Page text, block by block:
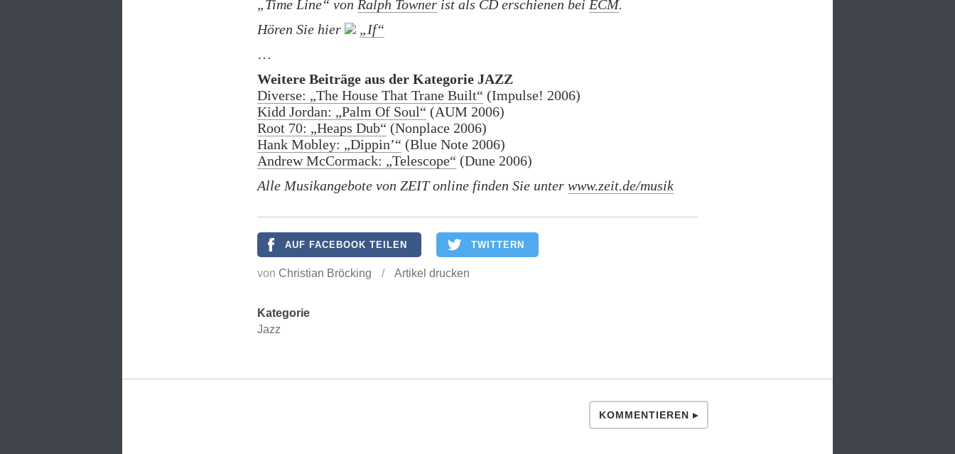
„Time Line“ von Ralph Towner ist als CD erschienen bei ECM.
Hören Sie hier
„If“
…
Weitere Beiträge aus der Kategorie JAZZ
Diverse: „The House That Trane Built“ (Impulse! 2006)
Kidd Jordan: „Palm Of Soul“ (AUM 2006)
Root 70: „Heaps Dub“ (Nonplace 2006)
Hank Mobley: „Dippin’“ (Blue Note 2006)
Andrew McCormack: „Telescope“ (Dune 2006)
Alle Musikangebote von ZEIT online finden Sie unter www.zeit.de/musik
AUF FACEBOOK TEILEN TWITTERN
von Christian Bröcking / Artikel drucken
Kategorie
Jazz
KOMMENTIEREN ▸